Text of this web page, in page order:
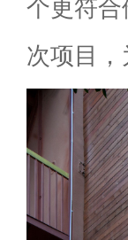
个更符
次项目，